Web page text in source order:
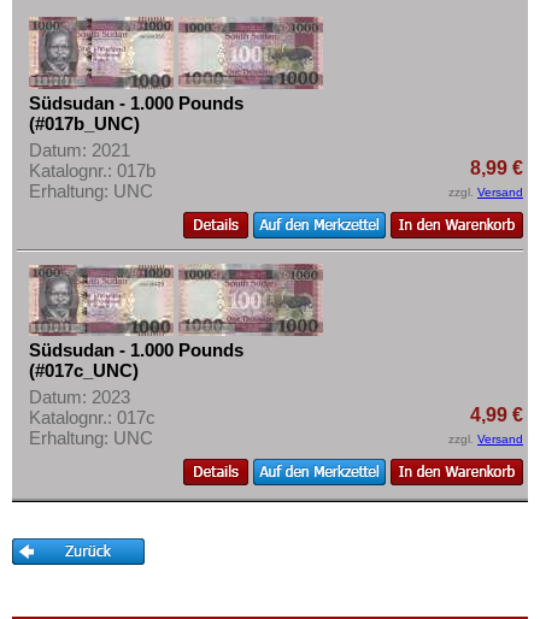
Preislisten
Ankauf
Erhaltungsgrade
Gratisbanknoten
FAQ
Zahlungsbedingungen
Privatsphäre und Datenschutz
Widerrufsbelehrung
Liefer- und Versandkosten
AGB
Impressum
Südsudan - 1.000 Pounds
(#017b_UNC)
Datum: 2021
Katalognr.: 017b
Erhaltung: UNC
8,99 €
zzgl. Versand
Südsudan - 1.000 Pounds
(#017c_UNC)
Datum: 2023
Katalognr.: 017c
Erhaltung: UNC
4,99 €
zzgl. Versand